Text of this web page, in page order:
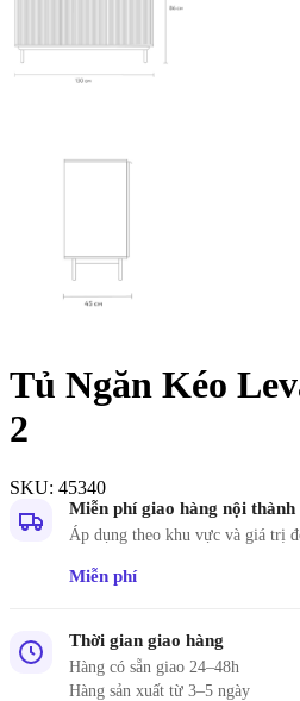
Tủ Ngăn Kéo
2
SKU: 45340
Miễn phí giao hàng nội
Áp dụng theo khu vực và giá trị
Miễn phí
Thời gian giao hàng
Hàng có sẵn giao 24–48h
Hàng sản xuất từ 3–5 ngày